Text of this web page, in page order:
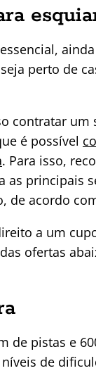
perto de
contratar
é possível
. Para isso,
as principais
de acordo
a um
ofertas
de pistas e
de